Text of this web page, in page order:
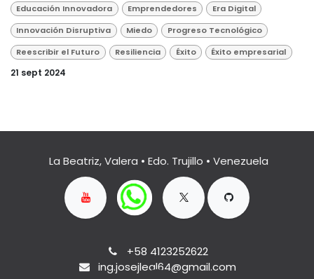
Educación Innovadora
Emprendedores
Era Digital
Innovación Disruptiva
Miedo
Progreso Tecnológico
Reescribir el Futuro
Resiliencia Éxito Éxito empresarial
21 sept 2024
La Beatriz, Valera • Edo. Trujillo • Venezuela
+58 4123252622
ing.josejleal64@gmail.com